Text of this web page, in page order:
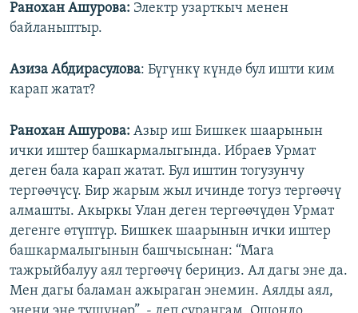
Ранохан Ашурова: Электр узарткыч менен
байланыптыр.
Азиза Абдирасулова: Бүгүнкү күндө бул ишти ким
карап жатат?
Ранохан Ашурова: Азыр иш Бишкек шаарынын
ички иштер башкармалыгында. Ибраев Урмат
деген бала карап жатат. Бул иштин тогузунчу
тергөөчүсү. Бир жарым жыл ичинде тогуз тергөөчү
алмашты. Акыркы Улан деген тергөөчүдөн Урмат
дегенге өтүптүр. Бишкек шаарынын ички иштер
башкармалыгынын башчысынан: “Мага
тажрыйбалуу аял тергөөчү бериңиз. Ал дагы эне да.
Мен дагы баламан ажыраган энемин. Аялды аял,